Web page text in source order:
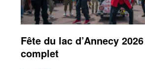
Fête du lac d’Annecy
complet